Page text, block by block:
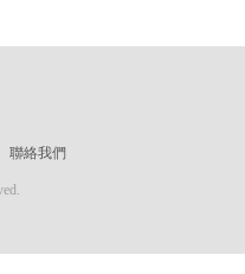
聯絡我們